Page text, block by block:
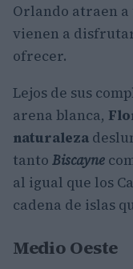
Orlando atraen
vienen a
ofrecer.
Lejos de sus
arena blanca,
naturaleza
tanto Biscayne
al igual que los
cadena de islas
Medio Oeste